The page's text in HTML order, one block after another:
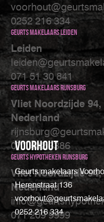
0252 216 334
Geurts makelaars Leiden
Leiden
071 51 30 841
Geurts makelaars Rijnsburg
Vliet Noordzijde
Nederland
071 402 3386
Geurts Hypotheken Rijnsburg
Vliet Noordzijde
Nederland
071 209 9999
Voorhout
Geurts makelaars
Herenstraat 136
0252 216 334